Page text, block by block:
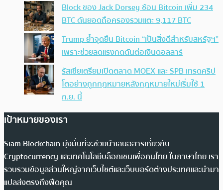
Block ของ Jack Dorsey ช้อน Bitcoin เพิ่ม 234
BTC ดันยอดถือครองรวมแตะ 9,117 BTC
Trump ย้ำจุดยืน Bitcoin “เป็นสิ่งดีสำหรับสหรัฐฯ”
เพราะช่วยลดแรงกดดันต่อเงินดอลลาร์
รัสเซียเตรียมเปิดตลาด MOEX และ SPB เทรดคริป
โตอย่างถูกกฎหมายหลังกฎหมายใหม่เริ่มใช้ 1
ก.ย. นี้
เป้าหมายของเรา
Siam Blockchain มุ่งมั่นที่จะช่วยนำเสนอสารเกี่ยวกับ
Cryptocurrency และเทคโนโลยีบล็อกเชนเพื่อคนไทย ในภาษาไทย เรา
รวบรวมข้อมูลส่วนใหญ่จากเว็บไซต์และเว็บบอร์ดต่างประเทศและนำมา
แปลส่งตรงถึงฟีดคุณ